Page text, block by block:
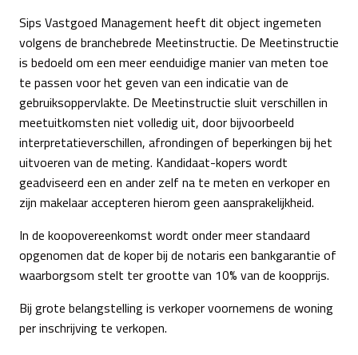
Sips Vastgoed Management heeft dit object ingemeten
volgens de branchebrede Meetinstructie. De Meetinstructie
is bedoeld om een meer eenduidige manier van meten toe
te passen voor het geven van een indicatie van de
gebruiksoppervlakte. De Meetinstructie sluit verschillen in
meetuitkomsten niet volledig uit, door bijvoorbeeld
interpretatieverschillen, afrondingen of beperkingen bij het
uitvoeren van de meting. Kandidaat-kopers wordt
geadviseerd een en ander zelf na te meten en verkoper en
zijn makelaar accepteren hierom geen aansprakelijkheid.
In de koopovereenkomst wordt onder meer standaard
opgenomen dat de koper bij de notaris een bankgarantie of
waarborgsom stelt ter grootte van 10% van de koopprijs.
Bij grote belangstelling is verkoper voornemens de woning
per inschrijving te verkopen.